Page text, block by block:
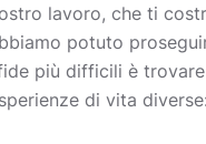
lavoro, che ti
potuto
più difficili è
di vita